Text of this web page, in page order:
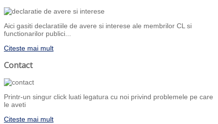
Aici gasiti declaratiile de avere si interese ale membrilor CL si
functionarilor publici...
Citeste mai mult
Contact
Printr-un singur click luati legatura cu noi privind problemele pe care
le aveti
Citeste mai mult